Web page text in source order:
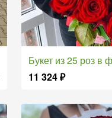
Букет из 25 роз
11 324₽